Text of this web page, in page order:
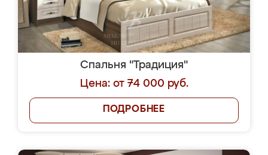
Спальня "Традиция"
Цена: от 74 000 руб.
ПОДРОБНЕЕ